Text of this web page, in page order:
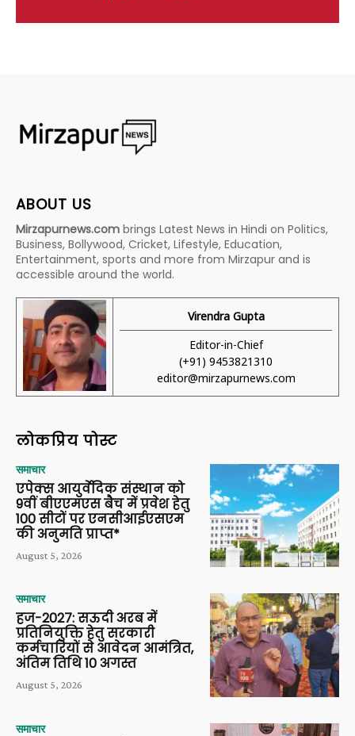
ABOUT US
Mirzapurnews.com brings Latest News in Hindi on Politics,
Business, Bollywood, Cricket, Lifestyle, Education,
Entertainment, sports and more from Mirzapur and is
accessible around the world.
Virendra Gupta
Editor-in-Chief
(+91) 9453821310
editor@mirzapurnews.com
लोकप्रिय पोस्ट
समाचार
एपेक्स आयुर्वेदिक संस्थान को
9वीं बीएएमएस बैच में प्रवेश हेतु
100 सीटों पर एनसीआईएसएम
की अनुमति प्राप्त*
August 5, 2026
समाचार
हज-2027: सऊदी अरब में
प्रतिनियुक्ति हेतु सरकारी
कर्मचारियों से आवेदन आमंत्रित,
अंतिम तिथि 10 अगस्त
August 5, 2026
समाचार